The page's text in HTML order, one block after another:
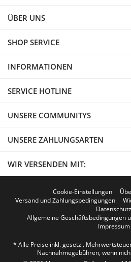
ÜBER UNS
SHOP SERVICE
INFORMATIONEN
SERVICE HOTLINE
UNSERE COMMUNITYS
UNSERE ZAHLUNGSARTEN
WIR VERSENDEN MIT:
Cookie-Einstellungen
Versand und Zahlungsbedingungen
Datenschutz
Allgemeine Geschäftsbedingungen
Impressum
* Alle Preise inkl. gesetzl.
Nachnahmegebühren, wenn